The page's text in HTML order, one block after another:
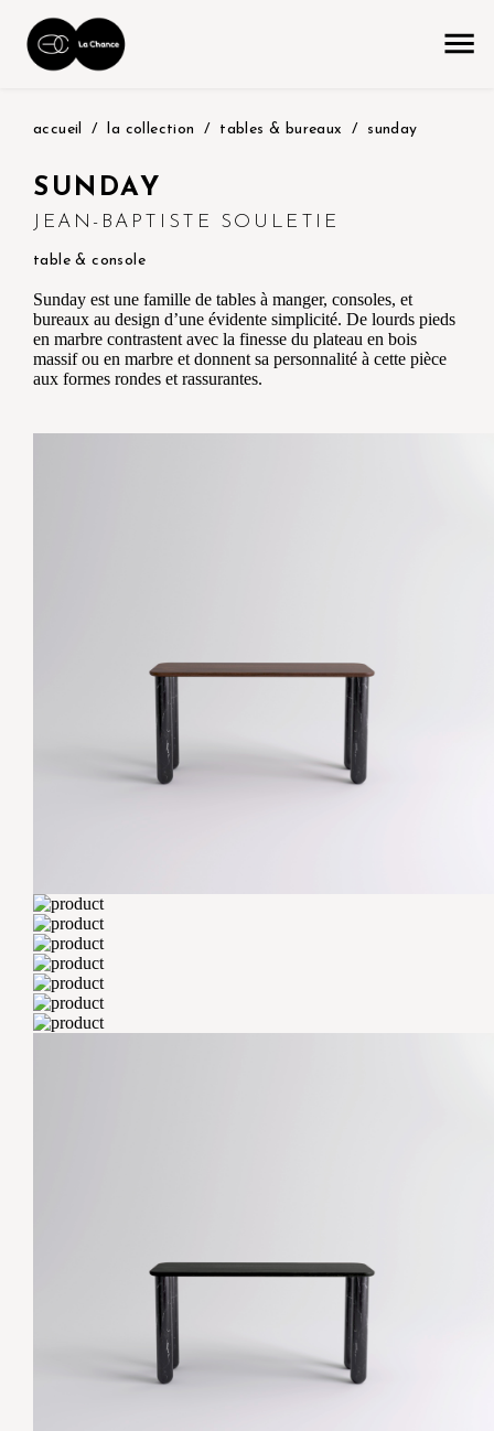
accueil la collection tables & bureaux sunday
SUNDAY
JEAN-BAPTISTE SOULETIE
table & console
Sunday est une famille de tables à manger, consoles, et
bureaux au design d’une évidente simplicité. De lourds pieds
en marbre contrastent avec la finesse du plateau en bois
massif ou en marbre et donnent sa personnalité à cette pièce
aux formes rondes et rassurantes.